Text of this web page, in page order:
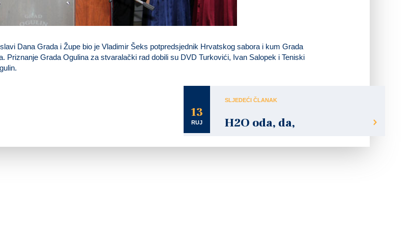
Dana Grada i Župe bio je Vladimir Šeks potpredsjednik Hrvatskog sabora i kum Grada
Priznanje Grada Ogulina za stvaralački rad dobili su DVD Turkovići, Ivan Salopek i Teniski
13
RUJ
SLJEDEĆI ČLANAK
H2O oda, da,